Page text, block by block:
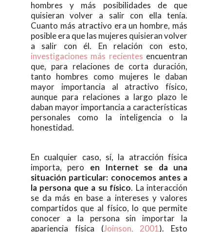
hombres y más posibilidades de que
quisieran volver a salir con ella tenía.
Cuanto más atractivo era un hombre, más
posible era que las mujeres quisieran volver
a salir con él. En relación con esto,
investigaciones más recientes encuentran
que, para relaciones de corta duración,
tanto hombres como mujeres le daban
mayor importancia al atractivo físico,
aunque para relaciones a largo plazo le
daban mayor importancia a características
personales como la inteligencia o la
honestidad.
En cualquier caso, sí, la atracción física
importa, pero en Internet se da una
situación particular: conocemos antes a
la persona que a su físico. La interacción
se da más en base a intereses y valores
compartidos que al físico, lo que permite
conocer a la persona sin importar la
apariencia física (Joinson, 2001 ). Esto